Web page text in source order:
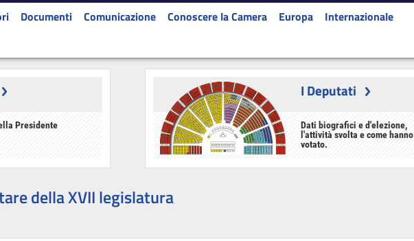
Documenti Comunicazione Conoscere la Camera Europa
Internazionale
Presidente
I Deputati
Dati biografici e d'elezione,
l'attività svolta e come hanno
votato.
della XVII legislatura